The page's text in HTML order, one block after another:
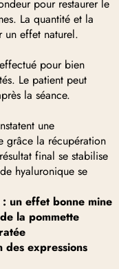
pour restaurer le
La quantité et la
un effet naturel.
pour bien
Le patient peut
la séance.
une
grâce la récupération
final se stabilise
hyaluronique se
un effet bonne mine
la pommette
des expressions